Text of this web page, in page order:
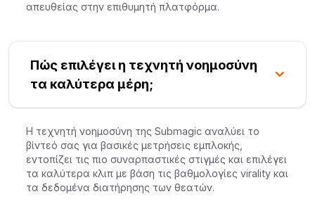
απευθείας στην επιθυμητή πλατφόρμα.
Πώς επιλέγει η τεχνητή νοημοσύνη
τα καλύτερα μέρη;
Η τεχνητή νοημοσύνη της Submagic αναλύει το
βίντεό σας για βασικές μετρήσεις εμπλοκής,
εντοπίζει τις πιο συναρπαστικές στιγμές και επιλέγει
τα καλύτερα κλιπ με βάση τις βαθμολογίες virality και
τα δεδομένα διατήρησης των θεατών.